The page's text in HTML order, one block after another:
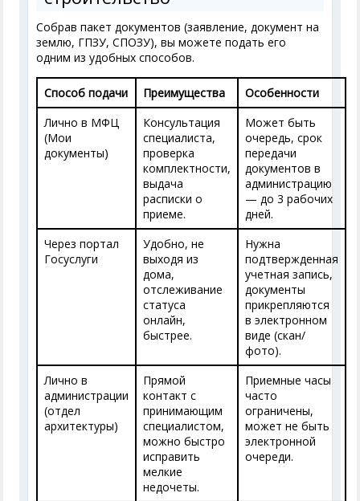
Собрав пакет документов (заявление, документ на
землю, ГПЗУ, СПОЗУ), вы можете подать его
одним из удобных способов.
Способ подачи Преимущества
Особенности
Лично в МФЦ
(Мои
документы)
Консультация
специалиста,
проверка
комплектности,
выдача
расписки о
приеме.
Может быть
очередь, срок
передачи
документов в
администрацию
— до 3 рабочих
дней.
Через портал
Госуслуги
Удобно, не
выходя из
дома,
отслеживание
статуса
онлайн,
быстрее.
Нужна
подтвержденная
учетная запись,
документы
прикрепляются
в электронном
виде (скан/
фото).
Лично в
администрации
(отдел
архитектуры)
Прямой
контакт с
принимающим
специалистом,
можно быстро
исправить
мелкие
недочеты.
Приемные часы
часто
ограничены,
может не быть
электронной
очереди.